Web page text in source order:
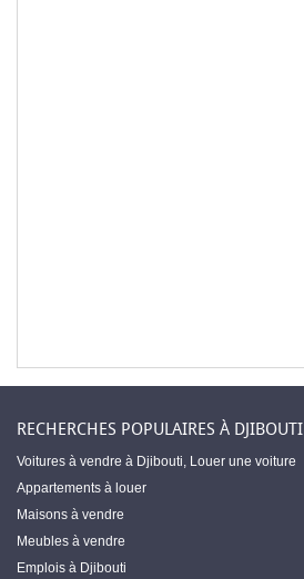
RECHERCHES POPULAIRES À DJIBOUTI
Voitures à vendre à Djibouti, Louer une voiture
Appartements à louer
Maisons à vendre
Meubles à vendre
Emplois à Djibouti